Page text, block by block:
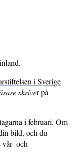
i Sverige
skriver på
i februari. Om
bild, och du
och